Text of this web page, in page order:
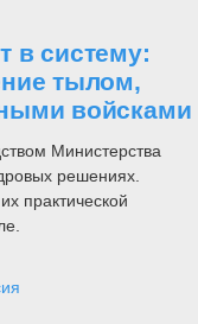
в систему:
тылом,
войсками
Министерства
решениях.
практической